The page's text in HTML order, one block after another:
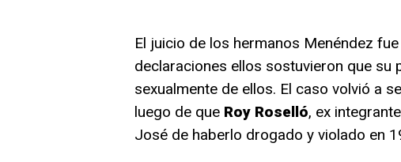
El juicio de los hermanos Menéndez
declaraciones ellos sostuvieron que su
sexualmente de ellos. El caso volvió a
luego de que Roy Roselló, ex
José de haberlo drogado y violado en